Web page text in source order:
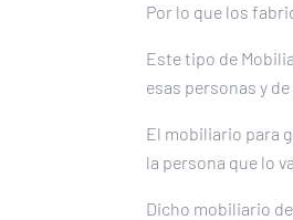
Por lo que los
Este tipo de
esas personas y
El mobiliario para
la persona que lo
Dicho mobiliario